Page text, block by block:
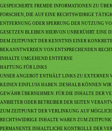
GESPEICHERTE FREMDE INFORMATIONEN ZU
FORSCHEN, DIE AUF EINE RECHTSWIDRIGE
ENTFERNUNG ODER SPERRUNG DER NUTZUNG
GESETZEN BLEIBEN HIERVON UNBERÜHRT. EINE
DEM ZEITPUNKT DER KENNTNIS EINER
BEKANNTWERDEN VON ENTSPRECHENDEN
INHALTE UMGEHEND ENTFERNE
HAFTUNG FÜR LINKS
UNSER ANGEBOT ENTHÄLT LINKS ZU EXTERNEN
KEINEN EINFLUSS HABEN. DESHALB KÖNNEN
GEWÄHR ÜBERNEHMEN. FÜR DIE INHALTE DER
ANBIETER ODER BETREIBER DER SEITEN
ZUM ZEITPUNKT DER VERLINKUNG AUF
RECHTSWIDRIGE INHALTE WAREN ZUM
PERMANENTE INHALTLICHE KONTROLLE DER